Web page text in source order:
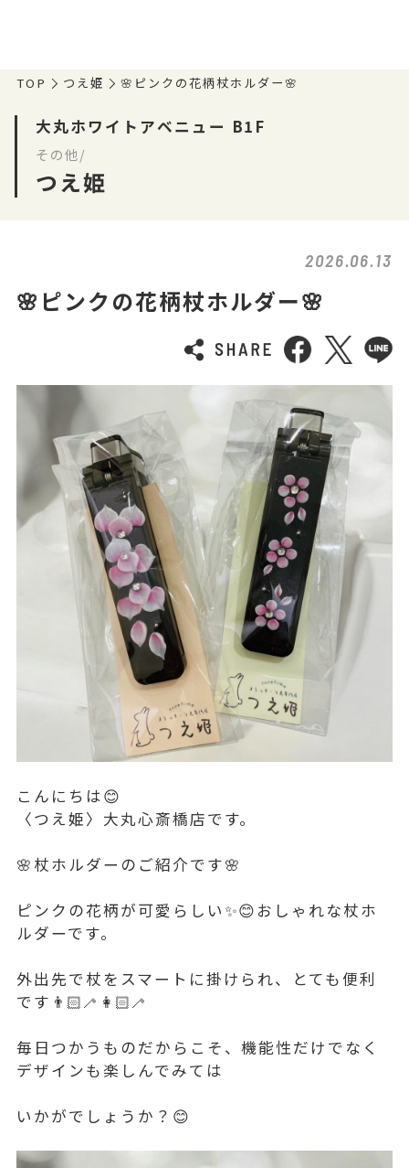
TOP つえ姫 🌸ピンクの花柄杖ホルダー🌸
大丸ホワイトアベニュー B1F
その他/
つえ姫
2026.06.13
🌸ピンクの花柄杖ホルダー🌸
こんにちは😊
〈つえ姫〉大丸心斎橋店です。
🌸杖ホルダーのご紹介です🌸
ピンクの花柄が可愛らしい✨😊おしゃれな杖ホ
ルダーです。
外出先で杖をスマートに掛けられ、とても便利
です👨🏻‍🦯👩🏻‍🦯
毎日つかうものだからこそ、機能性だけでなく
デザインも楽しんでみては
いかがでしょうか？😊